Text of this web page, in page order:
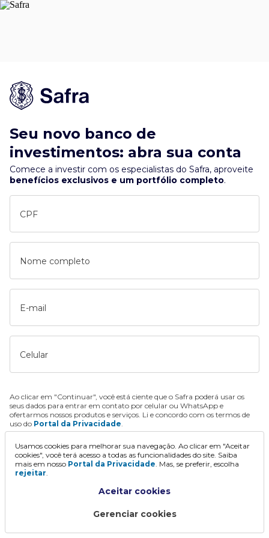
Seu novo banco de
investimentos: abra sua conta
Comece a investir com os especialistas do Safra, aproveite
benefícios exclusivos e um portfólio completo.
CPF
Nome completo
E-mail
Celular
Ao clicar em "Continuar", você está ciente que o Safra poderá usar os
seus dados para entrar em contato por celular ou WhatsApp e
ofertarmos nossos produtos e serviços. Li e concordo com os termos de
uso do Portal da Privacidade.
Continuar
Usamos cookies para melhorar sua navegação. Ao clicar em "Aceitar
cookies", você terá acesso a todas as funcionalidades do site. Saiba
mais em nosso Portal da Privacidade. Mas, se preferir, escolha
rejeitar.
Aceitar cookies
Gerenciar cookies